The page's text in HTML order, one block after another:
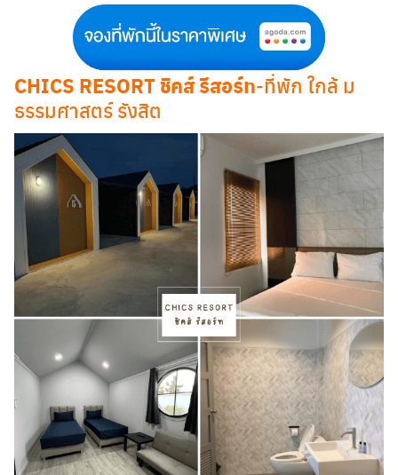
CHICS RESORT ชิคส์ รีสอร์ท-ที่พัก ใกล้ ม
ธรรมศาสตร์ รังสิต